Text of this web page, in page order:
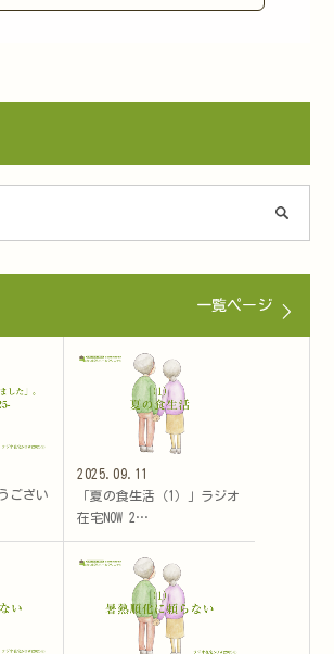
一覧ページ
ござい
2025.09.11
「夏の食生活（1）」ラジオ
在宅NOW 2…